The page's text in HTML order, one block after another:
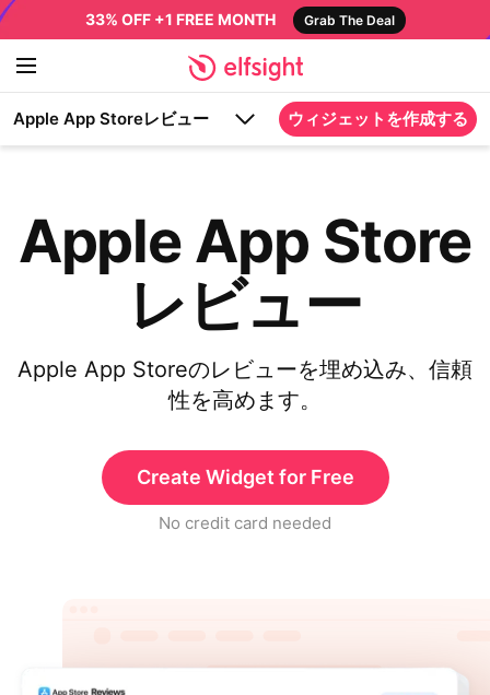
33% OFF +1 FREE MONTH Grab The Deal
Apple App Storeレビュー ウィジェットを作成する
Apple App Store
レビュー
Apple App Storeのレビューを埋め込み、信頼
性を高めます。
Create Widget for Free
No credit card needed